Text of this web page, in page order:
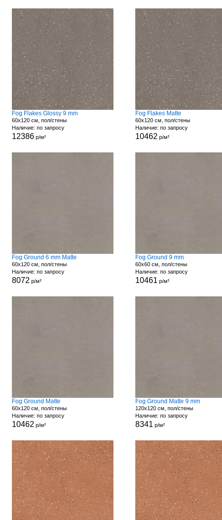
Fog Flakes Glossy 9 mm
60x120 см, пол/стены
Наличие: по запросу
12386р/м²
Fog Flakes Matte
60x120 см, пол/стены
Наличие: по запросу
10462 р/м²
Fog Ground 6 mm Matte
60x120 см, пол/стены
Наличие: по запросу
8072 р/м²
Fog Ground 9 mm
60x60 см, пол/стены
Наличие: по запросу
10461 р/м²
Fog Ground Matte
60x120 см, пол/стены
Наличие: по запросу
10462 р/м²
Fog Ground Matte 9 mm
120x120 см, пол/стены
Наличие: по запросу
8341 р/м²